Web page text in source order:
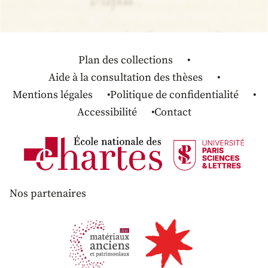
Plan des collections
Aide à la consultation des thèses
Mentions légales
Politique de confidentialité
Accessibilité
Contact
Nos partenaires